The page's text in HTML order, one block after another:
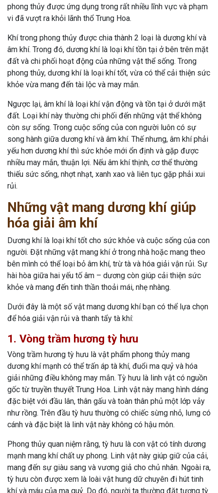
phong thủy được ứng dụng trong rất nhiều lĩnh vực và phạm
vi đã vượt ra khỏi lãnh thổ Trung Hoa.
Khí trong phong thủy được chia thành 2 loại là dương khí và
âm khí. Trong đó, dương khí là loại khí tồn tại ở bên trên mặt
đất và chi phối hoạt động của những vật thể sống. Trong
phong thủy, dương khí là loại khí tốt, vừa có thể cải thiện sức
khỏe vừa mang đến tài lộc và may mắn.
Ngược lại, âm khí là loại khí vận động và tồn tại ở dưới mặt
đất. Loại khí này thường chi phối đến những vật thể không
còn sự sống. Trong cuộc sống của con người luôn có sự
song hành giữa dương khí và âm khí. Thế nhưng, âm khí phải
yếu hơn dương khí thì sức khỏe mới ổn định và gặp được
nhiều may mắn, thuận lợi. Nếu âm khí thịnh, cơ thể thường
thiếu sức sống, nhợt nhạt, xanh xao và liên tục gặp phải xui
rủi.
Những vật mang dương khí giúp
hóa giải âm khí
Dương khí là loại khí tốt cho sức khỏe và cuộc sống của con
người. Đặt những vật mang khí ở trong nhà hoặc mang theo
bên mình có thể loại bỏ âm khí, trừ tà và hóa giải vận rủi. Sự
hài hòa giữa hai yếu tố âm – dương còn giúp cải thiện sức
khỏe và mang đến tinh thần thoải mái, nhẹ nhàng.
Dưới đây là một số vật mang dương khí bạn có thể lựa chọn
để hóa giải vận rủi và thanh tẩy tà khí:
1. Vòng trầm hương tỳ hưu
Vòng trầm hương tỳ hưu là vật phẩm phong thủy mang
dương khí mạnh có thể trấn áp tà khí, đuổi ma quỷ và hóa
giải những điều không may mắn. Tỳ hưu là linh vật có nguồn
gốc từ truyền thuyết Trung Hoa. Linh vật này mang hình dáng
đặc biệt với đầu lân, thân gấu và toàn thân phủ một lớp vảy
như rồng. Trên đầu tỳ hưu thường có chiếc sừng nhỏ, lưng có
cánh và đặc biệt là linh vật này không có hậu môn.
Phong thủy quan niệm rằng, tỳ hưu là con vật có tính dương
mạnh mang khí chất uy phong. Linh vật này giúp giữ của cải,
mang đến sự giàu sang và vương giả cho chủ nhân. Ngoài ra,
tỳ hưu còn được xem là loài vật hung dữ chuyên đi hút tinh
khí và máu của ma quỷ. Do đó, người ta thường đặt tượng tỳ